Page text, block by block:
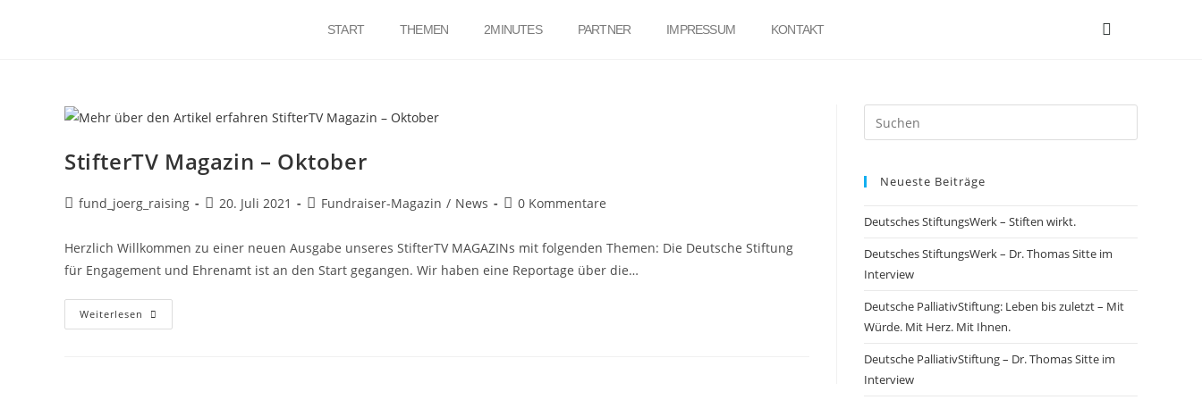
START THEMEN 2MINUTES PARTNER IMPRESSUM KONTAKT
StifterTV Magazin – Oktober
fund_joerg_raising 20. Juli 2021 Fundraiser-Magazin / News 0 Kommentare
Herzlich Willkommen zu einer neuen Ausgabe unseres StifterTV MAGAZINs mit folgenden Themen: Die Deutsche Stiftung
für Engagement und Ehrenamt ist an den Start gegangen. Wir haben eine Reportage über die…
Weiterlesen
Neueste Beiträge
Deutsches StiftungsWerk – Stiften wirkt.
Deutsches StiftungsWerk – Dr. Thomas Sitte im
Interview
Deutsche PalliativStiftung: Leben bis zuletzt – Mit
Würde. Mit Herz. Mit Ihnen.
Deutsche PalliativStiftung – Dr. Thomas Sitte im
Interview